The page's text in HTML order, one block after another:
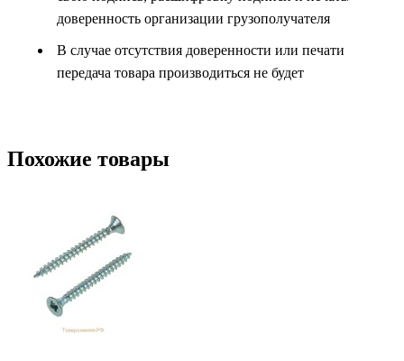
доверенность организации грузополучателя
В случае отсутствия доверенности или печати
передача товара производиться не будет
Похожие товары